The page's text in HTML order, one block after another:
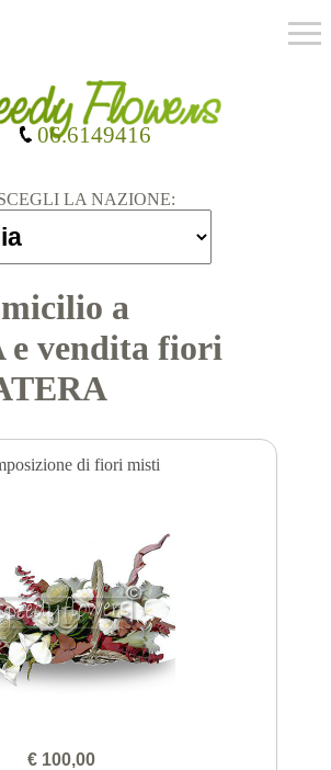
LA NAZIONE:
06.6149416
a
e vendita fiori
di fiori misti
€ 100,00